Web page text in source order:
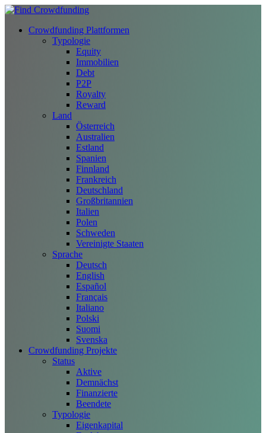
Crowdfunding Plattformen
Typologie
Equity
Immobilien
Debt
P2P
Royalty
Reward
Land
Österreich
Australien
Estland
Spanien
Finnland
Frankreich
Deutschland
Großbritannien
Italien
Polen
Schweden
Vereinigte Staaten
Sprache
Deutsch
English
Español
Français
Italiano
Polski
Suomi
Svenska
Crowdfunding Projekte
Status
Aktive
Demnächst
Finanzierte
Beendete
Typologie
Eigenkapital